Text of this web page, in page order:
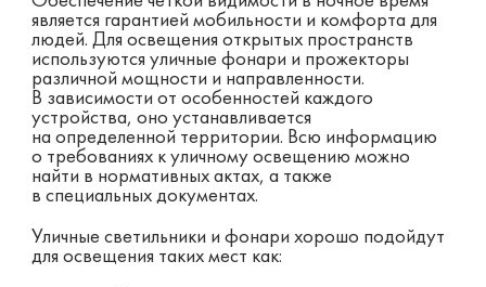
является гарантией мобильности и комфорта для
людей. Для освещения открытых пространств
используются уличные фонари и прожекторы
различной мощности и направленности.
В зависимости от особенностей каждого
устройства, оно устанавливается
на определенной территории. Всю информацию
о требованиях к уличному освещению можно
найти в нормативных актах, а также
в специальных документах.
Уличные светильники и фонари хорошо подойдут
для освещения таких мест как: